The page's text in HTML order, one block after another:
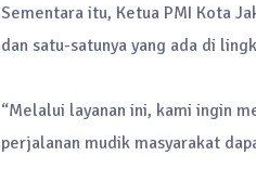
Sementara itu, Ketua PMI Kota
dan satu-satunya yang ada di
“Melalui layanan ini, kami ingin
perjalanan mudik masyarakat